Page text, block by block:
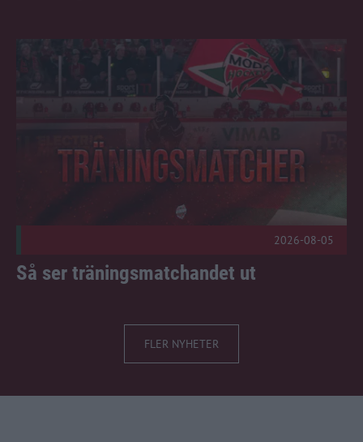
Så ser träningsmatchandet ut Publicerad 2026-08-05
2026-08-05
Så ser träningsmatchandet ut
FLER NYHETER